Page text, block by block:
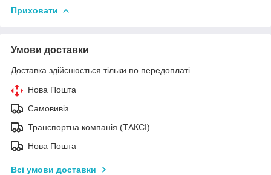
Приховати
Умови доставки
Доставка здійснюється тільки по передоплаті.
Нова Пошта
Самовивіз
Транспортна компанія (ТАКСІ)
Нова Пошта
Всі умови доставки